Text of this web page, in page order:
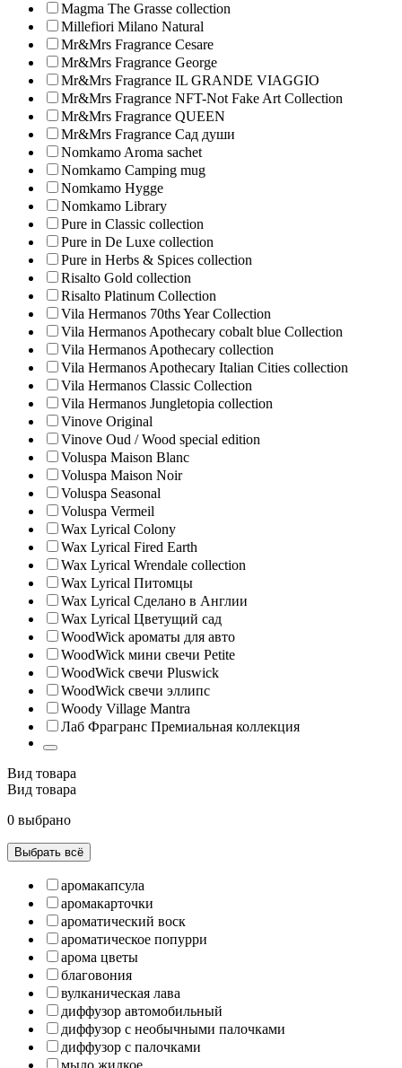
Magma The Grasse collection
Millefiori Milano Natural
Mr&Mrs Fragrance Cesare
Mr&Mrs Fragrance George
Mr&Mrs Fragrance IL GRANDE VIAGGIO
Mr&Mrs Fragrance NFT-Not Fake Art Collection
Mr&Mrs Fragrance QUEEN
Mr&Mrs Fragrance Сад души
Nomkamo Aroma sachet
Nomkamo Camping mug
Nomkamo Hygge
Nomkamo Library
Pure in Classic collection
Pure in De Luxe collection
Pure in Herbs & Spices collection
Risalto Gold collection
Risalto Platinum Collection
Vila Hermanos 70ths Year Collection
Vila Hermanos Apothecary cobalt blue Collection
Vila Hermanos Apothecary collection
Vila Hermanos Apothecary Italian Cities collection
Vila Hermanos Classic Collection
Vila Hermanos Jungletopia collection
Vinove Original
Vinove Oud / Wood special edition
Voluspa Maison Blanc
Voluspa Maison Noir
Voluspa Seasonal
Voluspa Vermeil
Wax Lyrical Colony
Wax Lyrical Fired Earth
Wax Lyrical Wrendale collection
Wax Lyrical Питомцы
Wax Lyrical Сделано в Англии
Wax Lyrical Цветущий сад
WoodWick ароматы для авто
WoodWick мини свечи Petite
WoodWick свечи Pluswick
WoodWick свечи эллипс
Woody Village Mantra
Лаб Фрагранс Премиальная коллекция
Вид товара
Вид товара
0 выбрано
Выбрать всё
аромакапсула
аромакарточки
ароматический воск
ароматическое попурри
арома цветы
благовония
вулканическая лава
диффузор автомобильный
диффузор с необычными палочками
диффузор с палочками
мыло жидкое